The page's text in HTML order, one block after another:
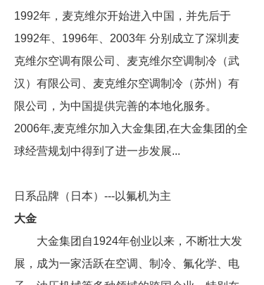
1992年，麦克维尔开始进入中国，并先后于
1992年、1996年、2003年 分别成立了深圳麦
克维尔空调有限公司、麦克维尔空调制冷（武
汉）有限公司、麦克维尔空调制冷（苏州）有
限公司，为中国提供完善的本地化服务。
2006年,麦克维尔加入大金集团,在大金集团的全
球经营规划中得到了进一步发展...
日系品牌（日本）---以氟机为主
大金
大金集团自1924年创业以来，不断壮大发
展，成为一家活跃在空调、制冷、氟化学、电